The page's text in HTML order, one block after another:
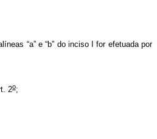
“a” e “b” do inciso I for efetuada por
2o;